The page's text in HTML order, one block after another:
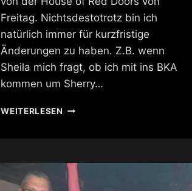
Freitag. Nichtsdestotrotz bin ich
natürlich immer für kurzfristige
Änderungen zu haben. Z.B. wenn
Sheila mich fragt, ob ich mit ins BKA
kommen um Sherry…
WEITERLESENSHERRY
@
BKA